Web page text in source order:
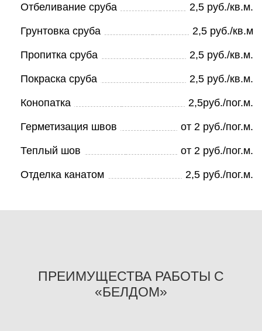
Отбеливание сруба 2,5 руб./кв.м.
Грунтовка сруба 2,5 руб./кв.м
Пропитка сруба 2,5 руб./кв.м.
Покраска сруба 2,5 руб./кв.м.
Конопатка 2,5руб./пог.м.
Герметизация швов от 2 руб./пог.м.
Теплый шов от 2 руб./пог.м.
Отделка канатом 2,5 руб./пог.м.
ПРЕИМУЩЕСТВА РАБОТЫ С
«БЕЛДОМ»